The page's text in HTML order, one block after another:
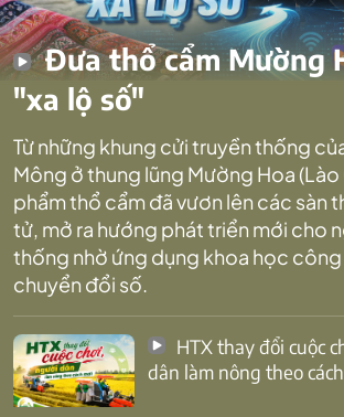
Đưa thổ cẩm Mường
"xa lộ số"
Từ những khung cửi truyền thống
Mông ở thung lũng Mường Hoa (Lào
phẩm thổ cẩm đã vươn lên các sàn
tử, mở ra hướng phát triển mới cho
thống nhờ ứng dụng khoa học công
chuyển đổi số.
dân làm nông theo